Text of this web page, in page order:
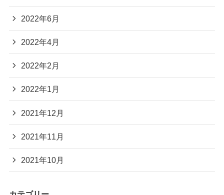
2022年6月
2022年4月
2022年2月
2022年1月
2021年12月
2021年11月
2021年10月